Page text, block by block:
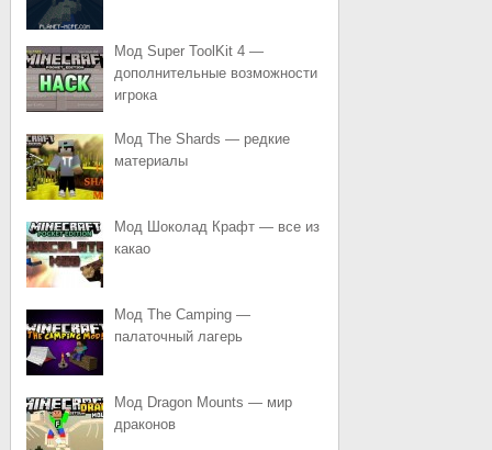
Мод Super ToolKit 4 —
дополнительные возможности
игрока
Мод The Shards — редкие
материалы
Мод Шоколад Крафт — все из
какао
Мод The Camping —
палаточный лагерь
Мод Dragon Mounts — мир
драконов